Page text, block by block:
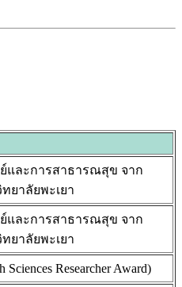
ละการสาธารณสุข จาก
ยาลัยพะเยา
ละการสาธารณสุข จาก
ยาลัยพะเยา
Researcher Award)